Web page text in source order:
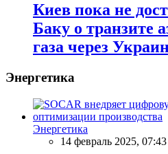
Киев пока не
Баку о транзите
газа через
Энергетика
Энергетика
14 февраль 2025, 07:43